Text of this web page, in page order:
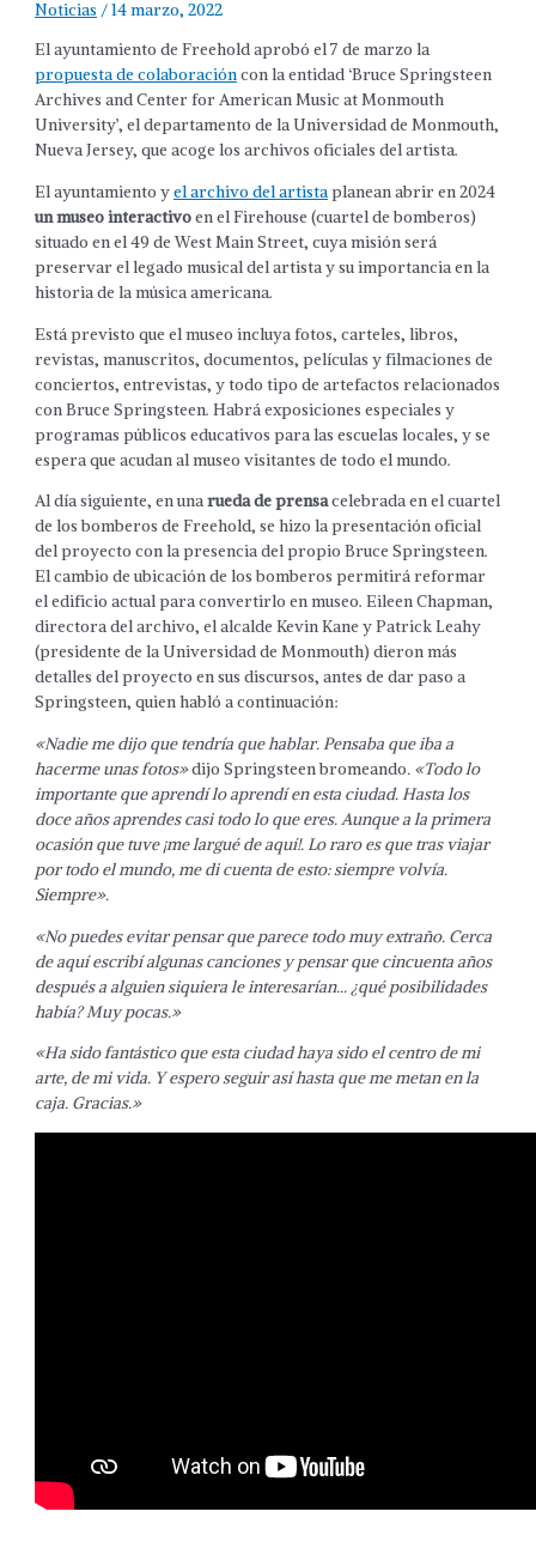
Noticias /14 marzo, 2022
El ayuntamiento de Freehold aprobó el 7 de marzo la
propuesta de colaboracióncon la entidad ‘Bruce Springsteen
Archives and Center for American Music at Monmouth
University’, el departamento de la Universidad de Monmouth,
Nueva Jersey, que acoge los archivos oficiales del artista.
El ayuntamiento yel archivo del artistaplanean abrir en 2024
un museo interactivoen el Firehouse (cuartel de bomberos)
situado en el 49 de West Main Street, cuya misión será
preservar el legado musical del artista y su importancia en la
historia de la música americana.
Está previsto que el museo incluya fotos, carteles, libros,
revistas, manuscritos, documentos, películas y filmaciones de
conciertos, entrevistas, y todo tipo de artefactos relacionados
con Bruce Springsteen. Habrá exposiciones especiales y
programas públicos educativos para las escuelas locales, y se
espera que acudan al museo visitantes de todo el mundo.
Al día siguiente, en unarueda de prensacelebrada en el cuartel
de los bomberos de Freehold, se hizo la presentación oficial
del proyecto con la presencia del propio Bruce Springsteen.
El cambio de ubicación de los bomberos permitirá reformar
el edificio actual para convertirlo en museo. Eileen Chapman,
directora del archivo, el alcalde Kevin Kane y Patrick Leahy
(presidente de la Universidad de Monmouth) dieron más
detalles del proyecto en sus discursos, antes de dar paso a
Springsteen, quien habló a continuación:
«Nadie me dijo que tendría que hablar. Pensaba que iba a
hacerme unas fotos»dijo Springsteen bromeando. «Todo lo
importante que aprendí lo aprendí en esta ciudad. Hasta los
doce años aprendes casi todo lo que eres. Aunque a la primera
ocasión que tuve ¡me largué de aquí!. Lo raro es que tras viajar
por todo el mundo, me di cuenta de esto: siempre volvía.
Siempre».
«No puedes evitar pensar que parece todo muy extraño. Cerca
de aquí escribí algunas canciones y pensar que cincuenta años
después a alguien siquiera le interesarían… ¿qué posibilidades
había? Muy pocas.»
«Ha sido fantástico que esta ciudad haya sido el centro de mi
arte, de mi vida. Y espero seguir así hasta que me metan en la
caja. Gracias.»